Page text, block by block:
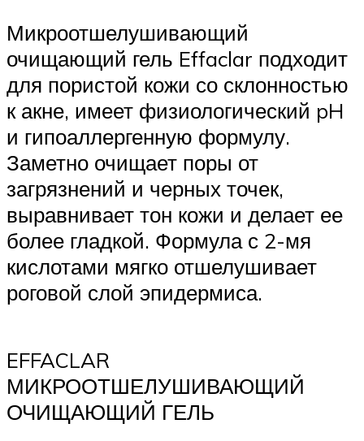
Микроотшелушивающий
очищающий гель Effaclar подходит
для пористой кожи со склонностью
к акне, имеет физиологический pH
и гипоаллергенную формулу.
Заметно очищает поры от
загрязнений и черных точек,
выравнивает тон кожи и делает ее
более гладкой. Формула с 2-мя
кислотами мягко отшелушивает
роговой слой эпидермиса.
EFFACLAR
МИКРООТШЕЛУШИВАЮЩИЙ
ОЧИЩАЮЩИЙ ГЕЛЬ